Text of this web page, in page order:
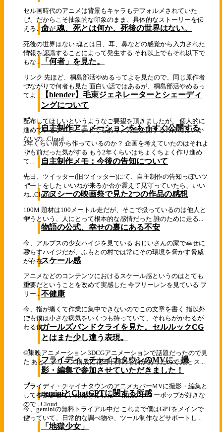
セル画時代のアニメは背景もキャラもデフォルメされていた
し、だからこそ抽象的な印象のまま、具体的なストーリーを伝
えることが...命、魂、死とは何か、死後の世界はない。
死後の世界はない 魂とは目、耳、鼻などの感覚から入力された
情報を認識することによって発生する それ以上でもそれ以下で
もな...
「何者」を見た。
リンク 先ほど、桐島部活やめるってよを見たので、同じ原作者
つながりで何者も見た 面白い話ではあるが、桐島部活やめるっ
てよ...
【blender】毛束ジェネレーターとシェーディ
ングについて
配布してほしいというようなご要望を頂きましたが、 個人的に
進めているプロジェクトでもあり、完全公開するわけにはいか
ないの... Cloud
自主制作アニメーションをもうすぐ公開する
2年くらい前から作っているのか？ 企画を考えていたのはそれよ
りも前だった気がする もう2年くらいはちょくちょく作り進め
て...
自主制作メモ：今後の告知について
先日、ツイッター(旧ツイッター)にて、自主制作の告知っぽいツ
イートをした いいねが来るか否か震えて見守っていたら、いい
ね...Cloud
アヌシーの映画祭で見た2つの作品の感想
100M 題材は100メートル走だが、そこで扱っているのは他人と
争うという、人にとって根本的な感情だった 誰のために走る...
物語の公式、幸せの裏にある不安
今、アルプスの少女ハイジを見ている おじいさんの家で幸せに
暮らすハイジだが、ふもとの村では常にその環境を脅かす脅威
が存在...スケール感
アニメなどのコンテンツにおけるスケール感というのはとても
重要だということを改めて実感した 今フリーレンを見ている フ
リー...不健康
今、指が痛くて作業に集中できないのでこの文章を書く 指以外
にも僕は小さな病気をいくつも持っていて、それらがかわるが
わる僕...ガールズバンドクライを見た。セルルックCG
とはまた少し違う表現。
©東映アニメーション 3DCGアニメーションで話題だったので見
た あと、シリーズ構成に花田十輝の名前があったので見た ス...
フライディ・チャイナタウンのMVに、撮
影・編集で参加させていただきました！
フライディ・チャイナタウンのアニメカバーMVに撮影・編集と
して参加させていただきました！ 僕はシティーポップが好きな
ので... Cloud
geminiとChatGPTに関する所感
今、geminiの無料トライアル中だ これまで僕はGPTをメインで
使っていて、日常的な調べ物や、ツール制作などサポートし...
「地獄少女」